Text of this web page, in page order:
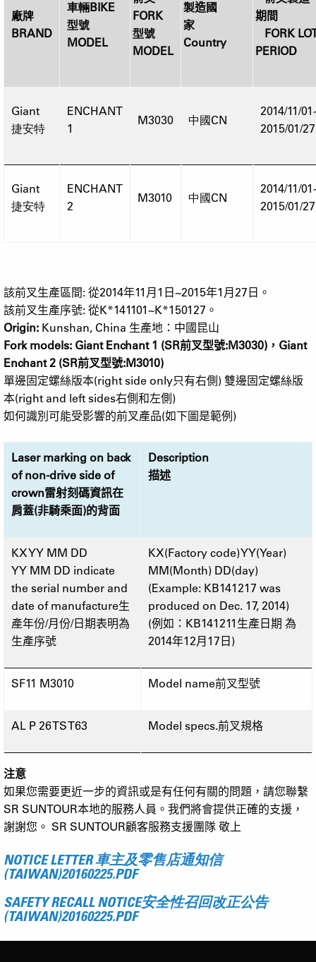
廠牌
BRAND
車輛BIKE
型號
MODEL
FORK
型號
MODEL
製造國
家
Country
期間
FORK
PERIOD
Giant
捷安特
ENCHANT
1
M3030 中國CN
2014/11/
2015/01/27
Giant
捷安特
ENCHANT
2
M3010 中國CN
2014/11/
2015/01/27
該前叉生產區間:從2014年11 月1 日~2015年1 月27日。
該前叉生產序號:從K*141101~K*150127 。
Origin: Kunshan, China 生產地：中國昆山
Fork models: Giant Enchant 1 (SR前叉型號:M3030) ， Giant
Enchant 2 (SR前叉型號:M3010)
單邊固定螺絲版本(right side only只有右側)雙邊固定螺絲版
本(right and left sides右側和左側)
如何識別可能受影響的前叉產品(如下圖是範例)
Laser marking on back
of non-drive side of
crown雷射刻碼資訊在
肩蓋(非騎乘面)的背面
Description
描述
KX YY MM DD
YY MM DD indicate
the serial number and
date of manufacture生
產年份/月份/日期表明為
生產序號
KX(Factory code) YY(Year)
MM(Month) DD(day)
(Example: KB141217 was
produced on Dec. 17, 2014)
(例如： KB141211生產日期 為
2014年12月17日)
SF11 M3010 Model name前叉型號
AL P 26 TS T63 Model specs.前叉規格
注意
如果您需要更近一步的資訊或是有任何有關的問題，請您聯繫
SR SUNTOUR本地的服務人員。我們將會提供正確的支援，
謝謝您。 SR SUNTOUR顧客服務支援團隊敬上
NOTICE LETTER 車主及零售店通知信
(TAIWAN)20160225.PDF
SAFETY RECALL NOTICE安全性召回改正公告
(TAIWAN)20160225.PDF